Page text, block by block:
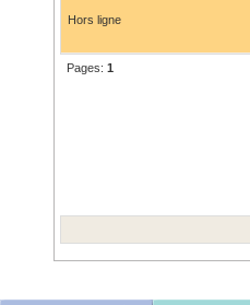
Hors ligne
Pages: 1